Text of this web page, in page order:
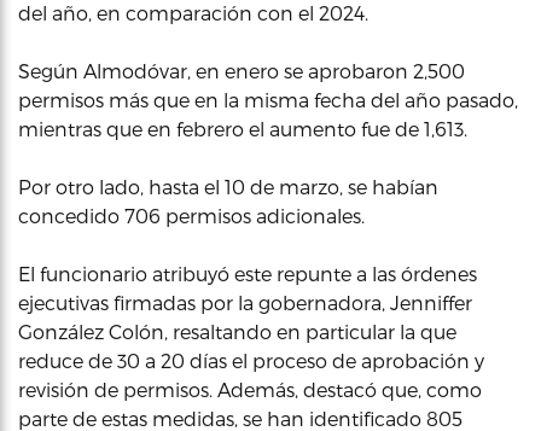
del año, en comparación con el 2024.
Según Almodóvar, en enero se aprobaron 2,500
permisos más que en la misma fecha del año pasado,
mientras que en febrero el aumento fue de 1,613.
Por otro lado, hasta el 10 de marzo, se habían
concedido 706 permisos adicionales.
El funcionario atribuyó este repunte a las órdenes
ejecutivas firmadas por la gobernadora, Jenniffer
González Colón, resaltando en particular la que
reduce de 30 a 20 días el proceso de aprobación y
revisión de permisos. Además, destacó que, como
parte de estas medidas, se han identificado 805